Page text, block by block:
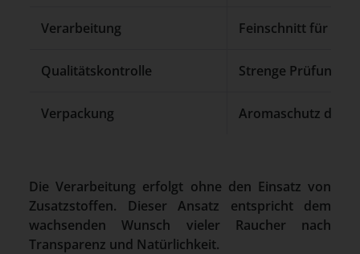
Verarbeitung Feinschnitt für
Qualitätskontrolle Strenge Prüfung
Verpackung Aromaschutz
Die Verarbeitung erfolgt ohne den Einsatz von
Zusatzstoffen. Dieser Ansatz entspricht dem
wachsenden Wunsch vieler Raucher nach
Transparenz und Natürlichkeit.